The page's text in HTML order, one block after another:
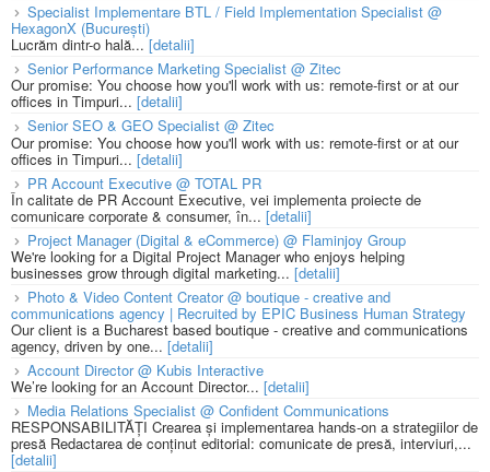
Specialist Implementare BTL / Field Implementation Specialist @
HexagonX (București)
Lucrăm dintr-o hală... [detalii]
Senior Performance Marketing Specialist @ Zitec
Our promise: You choose how you'll work with us: remote-first or at our
offices in Timpuri... [detalii]
Senior SEO & GEO Specialist @ Zitec
Our promise: You choose how you'll work with us: remote-first or at our
offices in Timpuri... [detalii]
PR Account Executive @ TOTAL PR
În calitate de PR Account Executive, vei implementa proiecte de
comunicare corporate & consumer, în... [detalii]
Project Manager (Digital & eCommerce) @ Flaminjoy Group
We're looking for a Digital Project Manager who enjoys helping
businesses grow through digital marketing... [detalii]
Photo & Video Content Creator @ boutique - creative and
communications agency | Recruited by EPIC Business Human Strategy
Our client is a Bucharest based boutique - creative and communications
agency, driven by one... [detalii]
Account Director @ Kubis Interactive
We’re looking for an Account Director... [detalii]
Media Relations Specialist @ Confident Communications
RESPONSABILITĂȚI Crearea și implementarea hands-on a strategiilor de
presă Redactarea de conținut editorial: comunicate de presă, interviuri,...
[detalii]